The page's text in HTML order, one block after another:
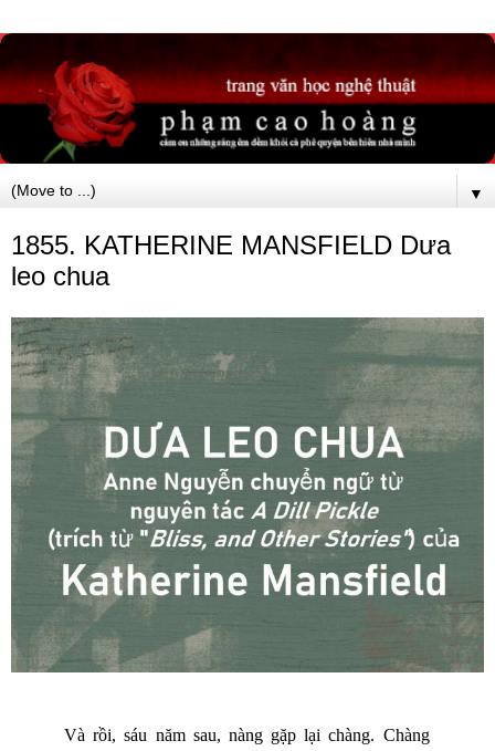
▼
1855. KATHERINE MANSFIELD Dưa
leo chua
Và rồi, sáu năm sau, nàng gặp lại chàng. Chàng